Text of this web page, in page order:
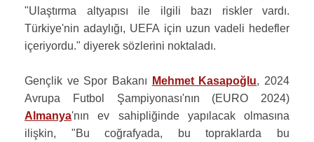
"Ulaştırma altyapısı ile ilgili bazı riskler vardı.
Türkiye'nin adaylığı, UEFA için uzun vadeli hedefler
içeriyordu." diyerek sözlerini noktaladı.
Gençlik ve Spor Bakanı Mehmet Kasapoğlu, 2024
Avrupa Futbol Şampiyonası'nın (EURO 2024)
Almanya'nın ev sahipliğinde yapılacak olmasına
ilişkin, "Bu coğrafyada, bu topraklarda bu